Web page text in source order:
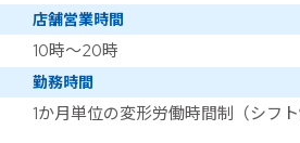
店舗営業時間
10時～20時
勤務時間
1か月単位の変形労働時間制（シフト